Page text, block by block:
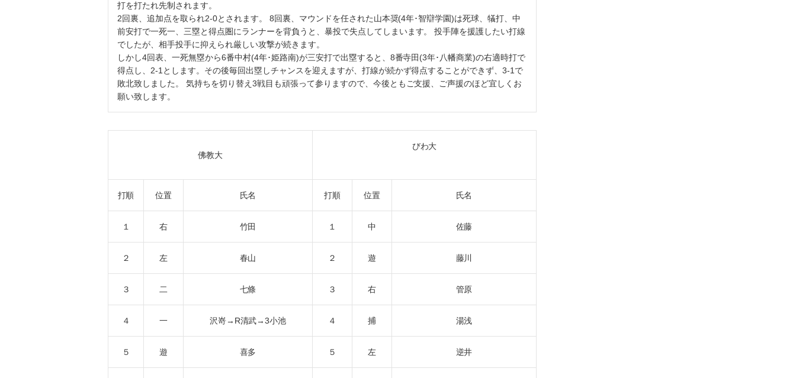
打を打たれ先制されます。
2回裏、 追加点を取られ2-0とされます。 8回裏、マウンドを任された山本奨(4年･智辯学園)は死球、犠打、中
前安打で一死一、三塁と得点圏にランナーを背負うと、 暴投で失点してしまいます。 投手陣を援護したい打線
でしたが、 相手投手に抑えられ厳しい攻撃が続きます。
しかし4回表、 一死無塁から6番中村(4年･姫路南)が三安打で出塁すると、 8番寺田(3年･八幡商業)の右適時打で
得点し、2-1とします。その後毎回出塁しチャンスを迎えますが、 打線が続かず得点することができず、3-1で
敗北致しました。 気持ちを切り替え3戦目も頑張って参りますので、 今後ともご支援、ご声援のほど宜しくお
願い致します。
佛教大
びわ大
打順 位置 氏名 打順 位置 氏名
１ 右 竹田 １ 中 佐藤
２ 左 春山 ２ 遊 藤川
３ 二 七條 ３ 右 管原
４ 一 沢嵜→R清武→3小池 ４ 捕 湯浅
５ 遊 喜多 ５ 左 逆井